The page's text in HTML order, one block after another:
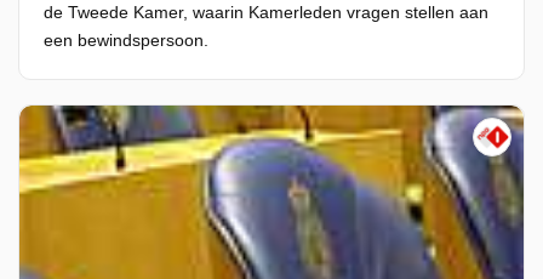
de Tweede Kamer, waarin Kamerleden vragen stellen aan
een bewindspersoon.